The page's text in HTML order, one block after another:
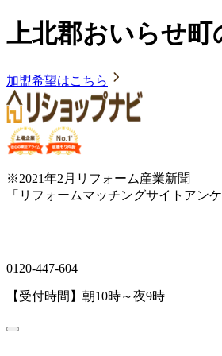
上北郡おいらせ町
加盟希望はこちら
※2021年2月リフォーム産業新聞
「リフォームマッチングサイトアン
0120-447-604
【受付時間】朝10時～夜9時